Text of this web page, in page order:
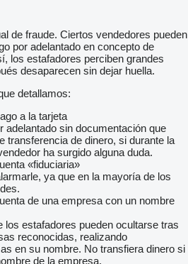
de fraude. Ciertos vendedores pueden
por adelantado en concepto de
los estafadores perciben grandes
desaparecen sin dejar huella.
detallamos:
a la tarjeta
adelantado sin documentación que
transferencia de dinero, si durante la
ha surgido alguna duda.
«fiduciaria»
ya que en la mayoría de los
de una empresa con un nombre
los estafadores pueden ocultarse tras
reconocidas, realizando
en su nombre. No transfiera dinero si
de la empresa.